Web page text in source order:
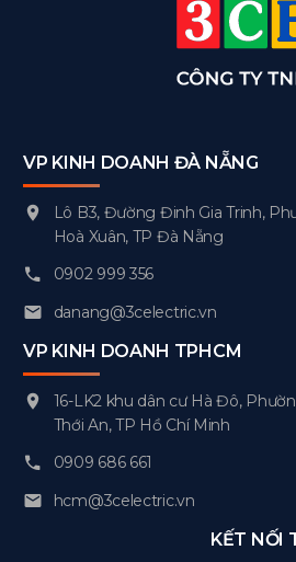
VP KINH DOANH ĐÀ NẴNG
Lô B3, Đường Đinh Gia Trinh,
Hoà Xuân, TP Đà Nẵng
0902 999 356
danang@3celectric.vn
VP KINH DOANH TPHCM
16-LK2 khu dân cư Hà Đô,
Thới An, TP Hồ Chí Minh
0909 686 661
hcm@3celectric.vn
KẾT NỐI